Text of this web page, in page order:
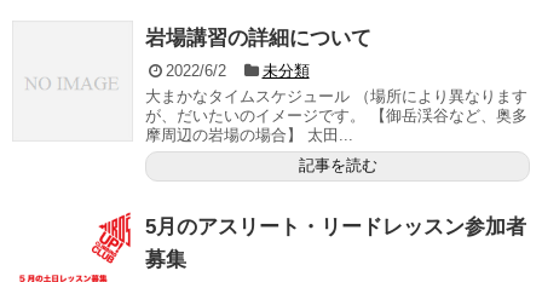
岩場講習の詳細について
2022/6/2
未分類
大まかなタイムスケジュール （場所により異なります
が、だいたいのイメージです。 【御岳渓谷など、奥多
摩周辺の岩場の場合】 太田...
記事を読む
5月のアスリート・リードレッスン参加者
募集